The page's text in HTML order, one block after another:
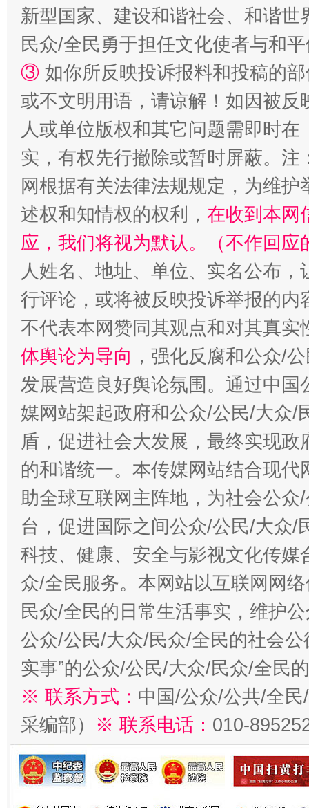
如何以同查同治破解风腐交织难题 养老服
一颗心始终滚烫 还
新型国家、建设和谐社会、和谐
民众/全民勇于担任文化使者与和
③ 如你所反映投诉报料和投稿的
或不文明用语，请谅解！如因被
人或单位版权和其它问题需即时在
实，有权先行撤除或暂时屏蔽。
网根据有关法律法规规定，为维
述权和知情权的权利， 在收到本网
应，我们将视为默认。（不作回应
人姓名、地址、单位、实名公布
行评论，或将被反映投诉举报的
不代表本网赞同其观点和对其真实
体舆论为导向 ，强化反腐和公众/
发展营造良好舆论氛围。通过中
媒网站架起政府和公众/公民/大众/
盾，促进社会大发展，最终实现
的和谐统一。本传媒网站结合现
助全球互联网主阵地，为社会公
台，促进国际之间公众/公民/大众/
科技、健康、安全与影视文化传
众/全民服务。本网站以互联网网
民众/全民的日常生活事实，维护
公众/公民/大众/民众/全民的社会公
实事”的公众/公民/大众/民众/全民
※ 联系方式： 中国/公众/公共/全
采编部） ※ 联系电话： 010-